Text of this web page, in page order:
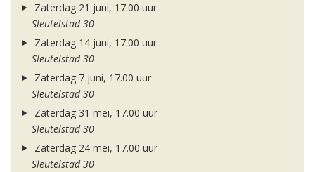
Zaterdag 21 juni, 17.00 uur
Sleutelstad 30
Zaterdag 14 juni, 17.00 uur
Sleutelstad 30
Zaterdag 7 juni, 17.00 uur
Sleutelstad 30
Zaterdag 31 mei, 17.00 uur
Sleutelstad 30
Zaterdag 24 mei, 17.00 uur
Sleutelstad 30